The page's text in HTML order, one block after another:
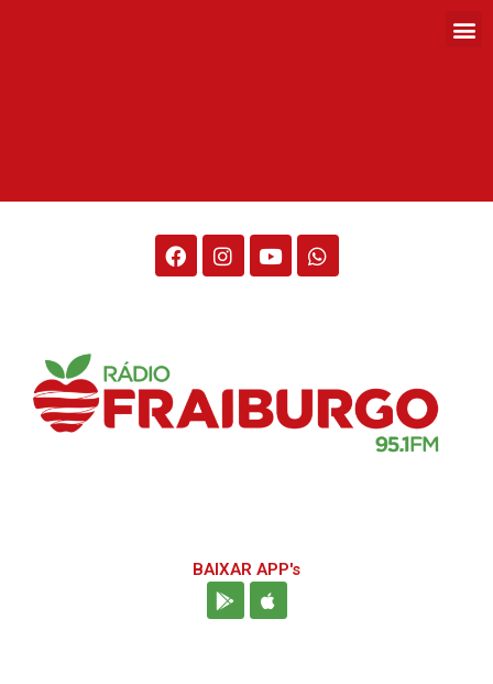
BAIXAR APP's